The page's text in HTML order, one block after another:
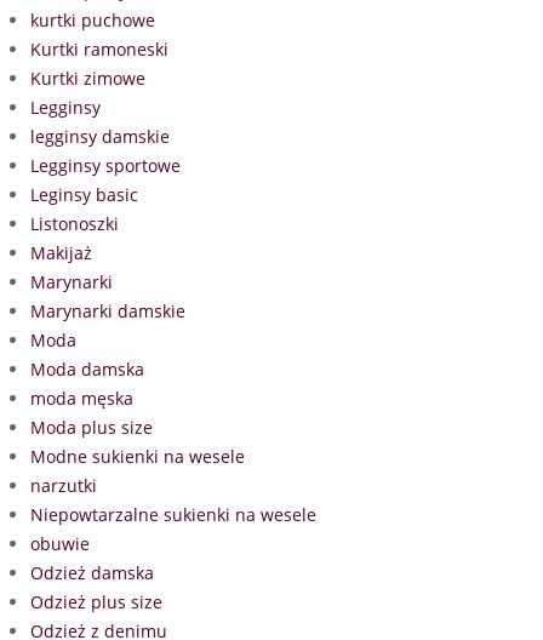
kurtki puchowe
Kurtki ramoneski
Kurtki zimowe
Legginsy
legginsy damskie
Legginsy sportowe
Leginsy basic
Listonoszki
Makijaż
Marynarki
Marynarki damskie
Moda
Moda damska
moda męska
Moda plus size
Modne sukienki na wesele
narzutki
Niepowtarzalne sukienki na wesele
obuwie
Odzież damska
Odzież plus size
Odzież z denimu